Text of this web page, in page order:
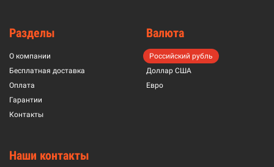
Разделы
О компании
Бесплатная доставка
Оплата
Гарантии
Контакты
Валюта
Российский рубль
Доллар США
Евро
Наши контакты